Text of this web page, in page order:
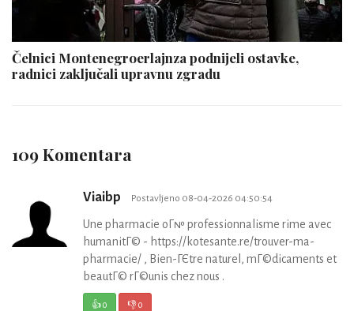
Čelnici Montenegroerlajnza podnijeli ostavke,
radnici zaključali upravnu zgradu
109 Komentara
Viaibp Postavljeno 08-04-2026 04:50:54
Une pharmacie oГ№ professionnalisme rime avec
humanitГ© - https://kotesante.re/trouver-ma-
pharmacie/ , Bien-ГЄtre naturel, mГ©dicaments et
beautГ© rГ©unis chez nous .
👍0 👎0